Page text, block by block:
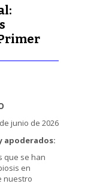
junio de 2026
apoderados:
que se han
en
nuestro